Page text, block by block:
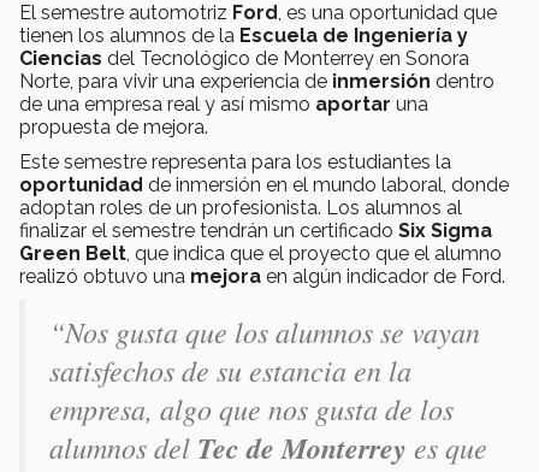
El semestre automotriz Ford , es una oportunidad que
tienen los alumnos de la Escuela de Ingeniería y
Ciencias del Tecnológico de Monterrey en Sonora
Norte, para vivir una experiencia de inmersión dentro
de una empresa real y así mismo aportar una
propuesta de mejora.
Este semestre representa para los estudiantes la
oportunidad de inmersión en el mundo laboral, donde
adoptan roles de un profesionista. Los alumnos al
finalizar el semestre tendrán un certificado Six Sigma
Green Belt , que indica que el proyecto que el alumno
realizó obtuvo una mejora en algún indicador de Ford.
“Nos gusta que los alumnos se vayan
satisfechos de su estancia en la
empresa, algo que nos gusta de los
alumnos del Tec de Monterrey es que